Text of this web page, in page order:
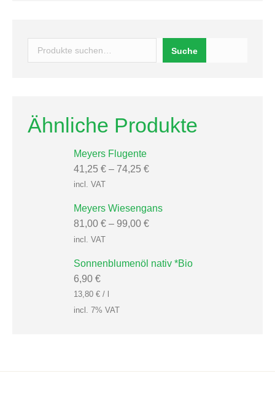
Suche
Ähnliche Produkte
Meyers Flugente
41,25 € – 74,25 €
incl. VAT
Meyers Wiesengans
81,00 € – 99,00 €
incl. VAT
Sonnenblumenöl nativ *Bio
6,90 €
13,80 € /
incl. 7% VAT